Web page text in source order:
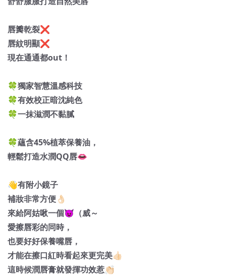
唇瓣乾裂❌
唇紋明顯❌
現在通通都out！
🍀獨家智慧溫感科技
🍀有效校正暗沈純色
🍀一抹滋潤不黏膩
🍀蘊含45%植萃保養油，
輕鬆打造水潤QQ唇👄
👋有附小鏡子
補妝非常方便👌🏻
來給阿姑啾一個😈（威～
愛擦唇彩的同時，
也要好好保養嘴唇，
才能在擦口紅時看起來更完美👍🏻
這時候潤唇膏就發揮功效惹👏🏻